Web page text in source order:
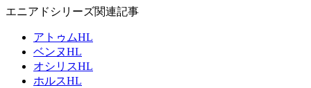
エニアドシリーズ関連記事
アトゥムHL
ベンヌHL
オシリスHL
ホルスHL